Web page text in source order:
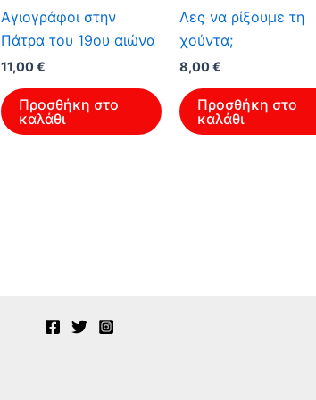
Αγιογράφοι στην
Πάτρα του 19ου αιώνα
Original
was:
17,60 €.
11,00€Η
τιμή
είναι:
11,00 €.
Προσθήκη στο
καλάθι
Λες να ρίξουμε τη
χούντα;
Original
was:
12,80 €.
8,00€Η
τιμή
είναι:
8,00 €.
Προσθήκη στο
καλάθι